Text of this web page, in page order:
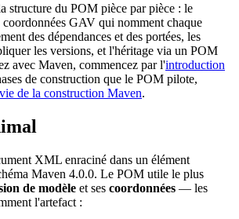
structure du POM pièce par pièce : le
GAV qui nomment chaque
des dépendances et des portées, les
les versions, et l'héritage via un POM
avec Maven, commencez par l'introduction
de construction que le POM pilote,
de la construction Maven.
XML enraciné dans un élément
Maven 4.0.0. Le POM utile le plus
de modèle et ses coordonnées — les
l'artefact :